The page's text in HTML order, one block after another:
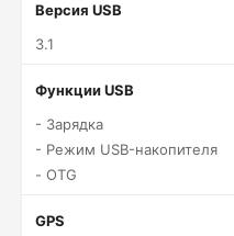
Версия USB
3.1
Функции USB
- Зарядка
- Режим USB-накопителя
- OTG
GPS